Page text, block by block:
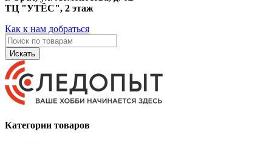
ТЦ "УТЁС", 2 этаж
Как к нам добраться
Искать
Категории товаров